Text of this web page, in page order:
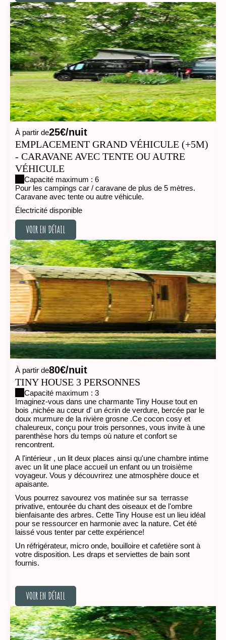
VOIR EN DÉTAIL
À partir de25€/nuit
EMPLACEMENT GRAND VÉHICULE (+5M)
- CARAVANE AVEC TENTE OU AUTRE
VÉHICULE
Capacité maximum : 6
Pour les campings car / caravane de plus de 5 mètres.
Caravane avec tente ou autre véhicule.
Électricité disponible
VOIR EN DÉTAIL
VOIR EN DÉTAIL
À partir de80€/nuit
TINY HOUSE 3 PERSONNES
Capacité maximum : 3
Imaginez-vous dans une charmante Tiny House tout en
bois ,nichée au cœur d' un écrin de verdure, bercée par le
doux murmure de la rivière grosne .Ce cocon cosy et
chaleureux, conçu pour trois personnes, vous invite à une
parenthèse hors du temps où nature et confort se
rencontrent.
A l'intérieur , un lit deux places ainsi qu'une chambre intime
avec un lit une place accueil un enfant ou un troisième
voyageur. Vous y découvrirez une atmosphère douce et
apaisante.
Vous pourrez savourez vos matinée sur sa terrasse
privative, entourée du chant des oiseaux et de l'ombre
bienfaisante des arbres. Cette Tiny House est un lieu idéal
pour se ressourcer en harmonie avec la nature. Cet été
laissé vous tenter par cette expérience!
Un réfrigérateur, micro onde, bouilloire et cafetière sont à
votre disposition. Les draps et serviettes de bain sont
fournis.
VOIR EN DÉTAIL
VOIR EN DÉTAIL